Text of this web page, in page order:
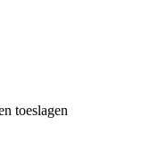
toeslagen